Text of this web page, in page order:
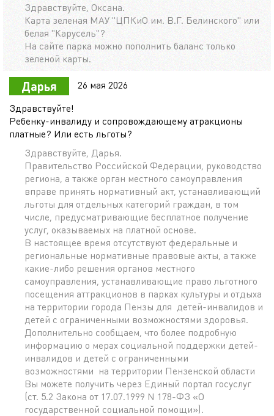
Здравствуйте, Оксана.
Карта зеленая МАУ "ЦПКиО им. В.Г. Белинского" или
белая "Карусель"?
На сайте парка можно пополнить баланс только
зеленой карты.
Дарья
26 мая 2026
Здравствуйте!
Ребенку-инвалиду и сопровождающему атракционы
платные? Или есть льготы?
Здравствуйте, Дарья.
Правительство Российской Федерации, руководство
региона, а также орган местного самоуправления
вправе принять нормативный акт, устанавливающий
льготы для отдельных категорий граждан, в том
числе, предусматривающие бесплатное получение
услуг, оказываемых на платной основе.
В настоящее время отсутствуют федеральные и
региональные нормативные правовые акты, а также
какие-либо решения органов местного
самоуправления, устанавливающие право льготного
посещения аттракционов в парках культуры и отдыха
на территории города Пензы для детей-инвалидов и
детей с ограниченными возможностями здоровья.
Дополнительно сообщаем, что более подробную
информацию о мерах социальной поддержки детей-
инвалидов и детей с ограниченными
возможностями на территории Пензенской области
Вы можете получить через Единый портал госуслуг
(ст. 5.2 Закона от 17.07.1999 N 178-ФЗ «О
государственной социальной помощи»).